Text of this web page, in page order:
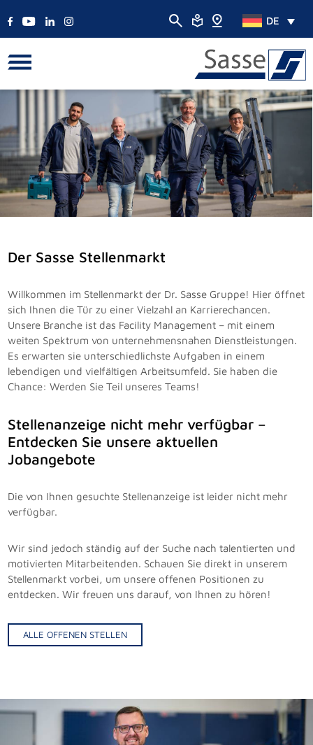
DE
Der Sasse Stellenmarkt
Willkommen im Stellenmarkt der Dr. Sasse Gruppe! Hier öffnet
sich Ihnen die Tür zu einer Vielzahl an Karrierechancen.
Unsere Branche ist das Facility Management – mit einem
weiten Spektrum von unternehmensnahen Dienstleistungen.
Es erwarten sie unterschiedlichste Aufgaben in einem
lebendigen und vielfältigen Arbeitsumfeld. Sie haben die
Chance: Werden Sie Teil unseres Teams!
Stellenanzeige nicht mehr verfügbar –
Entdecken Sie unsere aktuellen
Jobangebote
Die von Ihnen gesuchte Stellenanzeige ist leider nicht mehr
verfügbar.
Wir sind jedoch ständig auf der Suche nach talentierten und
motivierten Mitarbeitenden. Schauen Sie direkt in unserem
Stellenmarkt vorbei, um unsere offenen Positionen zu
entdecken. Wir freuen uns darauf, von Ihnen zu hören!
ALLE OFFENEN STELLEN